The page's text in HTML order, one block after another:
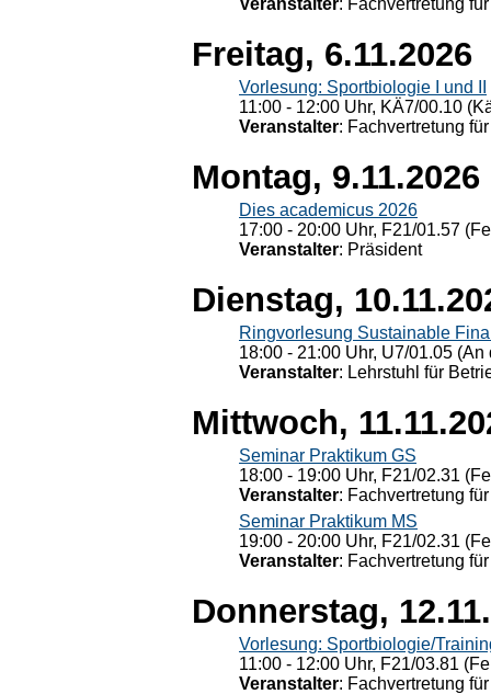
Veranstalter: Fachvertretung
Freitag, 6.11.2026
Vorlesung: Sportbiologie I und II
11:00 - 12:00 Uhr, KÄ7/00.10
Veranstalter: Fachvertretung
Montag, 9.11.2026
Dies academicus 2026
17:00 - 20:00 Uhr, F21/01.57
Veranstalter: Präsident
Dienstag,
Ringvorlesung Sustainable
18:00 - 21:00 Uhr, U7/01.05
Veranstalter: Lehrstuhl für
Mittwoch,
Seminar Praktikum GS
18:00 - 19:00 Uhr, F21/02.31
Veranstalter: Fachvertretung
Seminar Praktikum MS
19:00 - 20:00 Uhr, F21/02.31
Veranstalter: Fachvertretung
Donnerstag,
Vorlesung: Sportbiologie/
11:00 - 12:00 Uhr, F21/03.81
Veranstalter: Fachvertretung